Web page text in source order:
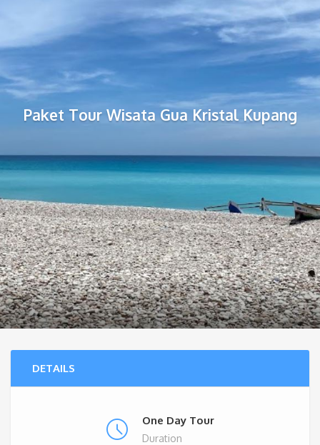
Paket Tour Wisata Gua Kristal Kupang
DETAILS
One Day Tour
Duration